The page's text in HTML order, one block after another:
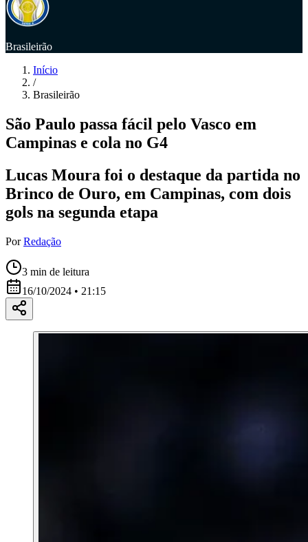
Brasileirão
Início
/
Brasileirão
São Paulo passa fácil pelo Vasco em
Campinas e cola no G4
Lucas Moura foi o destaque da partida no
Brinco de Ouro, em Campinas, com dois
gols na segunda etapa
Por Redação
3 min de leitura
16/10/2024 • 21:15